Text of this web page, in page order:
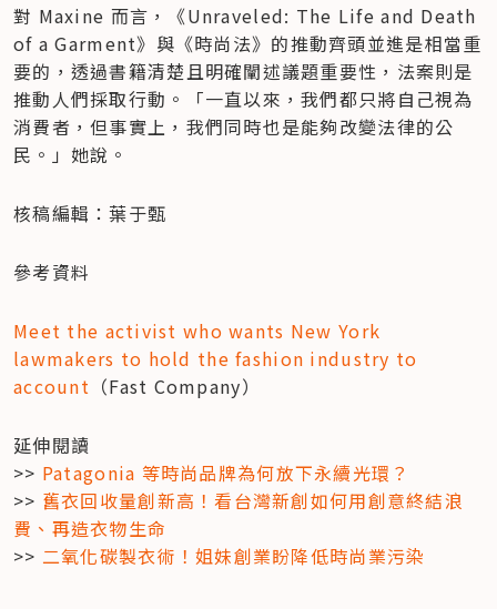
對 Maxine 而言，《Unraveled: The Life and Death
of a Garment》與《時尚法》的推動齊頭並進是相當重
要的，透過書籍清楚且明確闡述議題重要性，法案則是
推動人們採取行動。「一直以來，我們都只將自己視為
消費者，但事實上，我們同時也是能夠改變法律的公
民。」她說。
核稿編輯：葉于甄
參考資料
Meet the activist who wants New York
lawmakers to hold the fashion industry to
account （Fast Company）
延伸閱讀
>> Patagonia 等時尚品牌為何放下永續光環？
>> 舊衣回收量創新高！看台灣新創如何用創意終結浪
費、再造衣物生命
>> 二氧化碳製衣術！姐妹創業盼降低時尚業污染